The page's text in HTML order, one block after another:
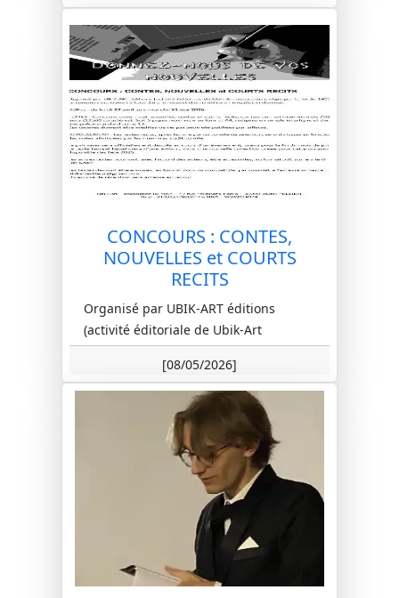
CONCOURS : CONTES,
NOUVELLES et COURTS
RECITS
Organisé par UBIK-ART éditions
(activité éditoriale de Ubik-Art
association, régie par la loi de 1901)
ce concours est ouvert à tous dans
le...
[08/05/2026]